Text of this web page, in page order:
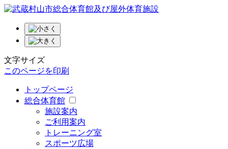
文字サイズ
このページを印刷
トップページ
総合体育館
施設案内
ご利用案内
トレーニング室
スポーツ広場